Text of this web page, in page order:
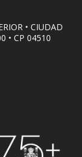
• CIUDAD
• CP 04510